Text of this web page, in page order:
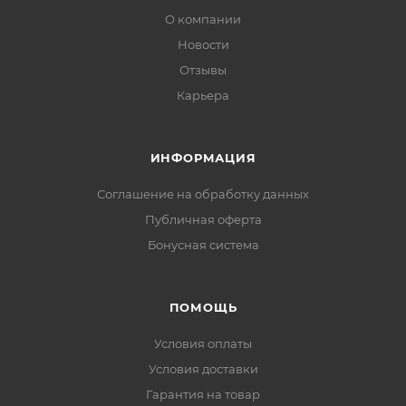
О компании
Новости
Отзывы
Карьера
ИНФОРМАЦИЯ
Соглашение на обработку данных
Публичная оферта
Бонусная система
ПОМОЩЬ
Условия оплаты
Условия доставки
Гарантия на товар